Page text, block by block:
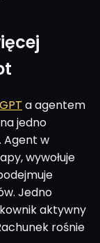
a agentem
jedno
Agent w
wywołuje
Jedno
aktywny
rośnie